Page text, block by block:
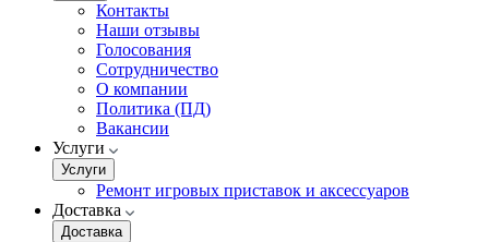
Контакты
Наши отзывы
Голосования
Сотрудничество
О компании
Политика (ПД)
Вакансии
Услуги
Услуги
Ремонт игровых приставок и аксессуаров
Доставка
Доставка